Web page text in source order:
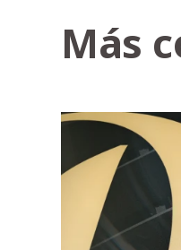
Más